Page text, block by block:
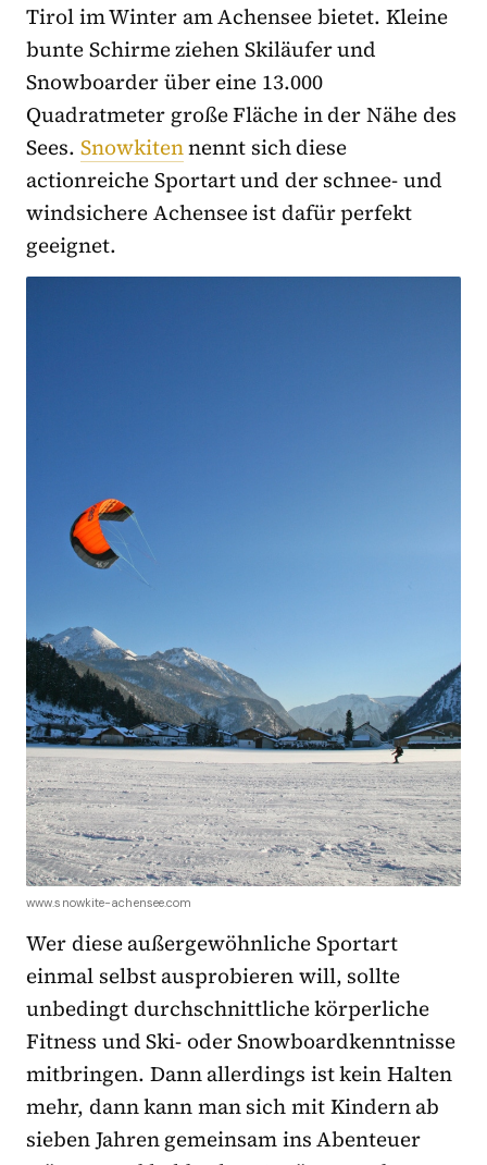
Tirol im Winter am Achensee bietet. Kleine
bunte Schirme ziehen Skiläufer und
Snowboarder über eine 13.000
Quadratmeter große Fläche in der Nähe des
Sees. Snowkitennennt sich diese
actionreiche Sportart und der schnee- und
windsichere Achensee ist dafür perfekt
geeignet.
www.snowkite-achensee.com
Wer diese außergewöhnliche Sportart
einmal selbst ausprobieren will, sollte
unbedingt durchschnittliche körperliche
Fitness und Ski- oder Snowboardkenntnisse
mitbringen. Dann allerdings ist kein Halten
mehr, dann kann man sich mit Kindern ab
sieben Jahren gemeinsam ins Abenteuer